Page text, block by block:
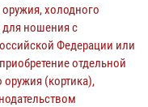
холодного
для ношения с
Федерации или
отдельной
(кортика),